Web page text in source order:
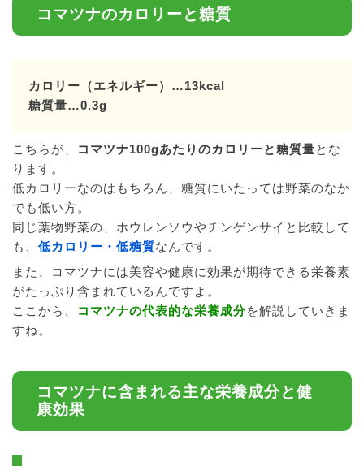
コマツナのカロリーと糖質
カロリー（エネルギー）…13kcal
糖質量…0.3g
こちらが、 コマツナ100gあたりのカロリーと糖質量とな
ります。
低カロリーなのはもちろん、糖質にいたっては野菜のなか
でも低い方。
同じ葉物野菜の、ホウレンソウやチンゲンサイと比較して
も、 低カロリー・低糖質なんです。
また、コマツナには美容や健康に効果が期待できる栄養素
がたっぷり含まれているんですよ。
ここから、
コマツナの代表的な栄養成分を解説していきま
すね。
コマツナに含まれる主な栄養成分と健
康効果